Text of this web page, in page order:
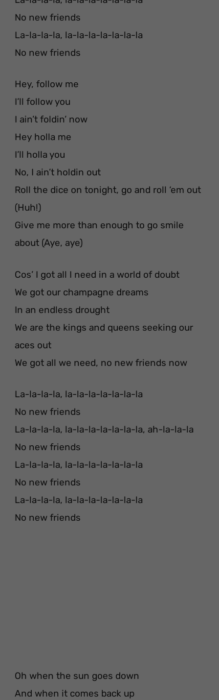
No new friends
La-la-la-la, la-la-la-la-la-la-la
No new friends
Hey, follow me
I’ll follow you
I ain’t foldin’ now
Hey holla me
I’ll holla you
No, I ain’t holdin out
Roll the dice on tonight, go and roll ‘em out
(Huh!)
Give me more than enough to go smile
about (Aye, aye)
Cos’ I got all I need in a world of doubt
We got our champagne dreams
In an endless drought
We are the kings and queens seeking our
aces out
We got all we need, no new friends now
La-la-la-la, la-la-la-la-la-la-la
No new friends
La-la-la-la, la-la-la-la-la-la-la, ah-la-la-la
No new friends
La-la-la-la, la-la-la-la-la-la-la
No new friends
La-la-la-la, la-la-la-la-la-la-la
No new friends
Oh when the sun goes down
And when it comes back up